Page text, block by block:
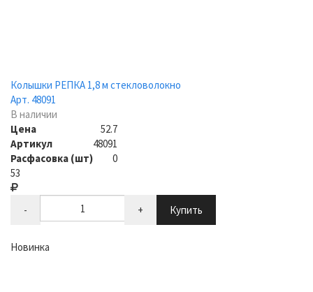
Колышки РЕПКА 1,8 м стекловолокно
Арт. 48091
В наличии
Цена
52.7
Артикул
48091
Расфасовка (шт)
0
53
- + Купить
Новинка